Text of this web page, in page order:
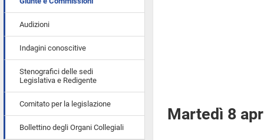
Audizioni
Indagini conoscitive
Stenografici delle sedi
Legislativa e Redigente
Comitato per la legislazione
Bollettino degli Organi Collegiali
Martedì 8